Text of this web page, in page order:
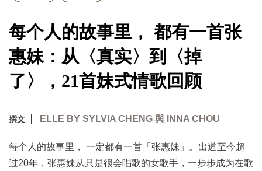
每个人的故事里， 都有一首张
惠妹：从〈真实〉到〈掉
了〉，21首妹式情歌回顾
撰文 ELLE BY SYLVIA CHENG 與 INNA CHOU
每个人的故事里， 一定都有一首「张惠妹」。出道至今超
过20年，张惠妹从只是很会唱歌的女歌手，一步步成为在歌